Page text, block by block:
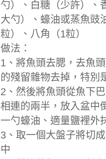
勺）、白糖（少許）、
大勺）、蠔油或蒸魚豉
粒）、八角（1粒）
做法：
1、將魚頭去腮，去魚
的殘留雜物去掉，特別
2、然後將魚頭從魚下
相連的兩半，放入盆中
一勺蠔油、適量鹽裡外
3、取一個大盤子將切
中